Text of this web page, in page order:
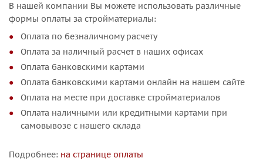
В нашей компании Вы можете использовать различные
формы оплаты за стройматериалы:
Оплата по безналичному расчету
Оплата за наличный расчет в наших офисах
Оплата банковскими картами
Оплата банковскими картами онлайн на нашем сайте
Оплата на месте при доставке стройматериалов
Оплата наличными или кредитными картами при
самовывозе с нашего склада
Подробнее: на странице оплаты